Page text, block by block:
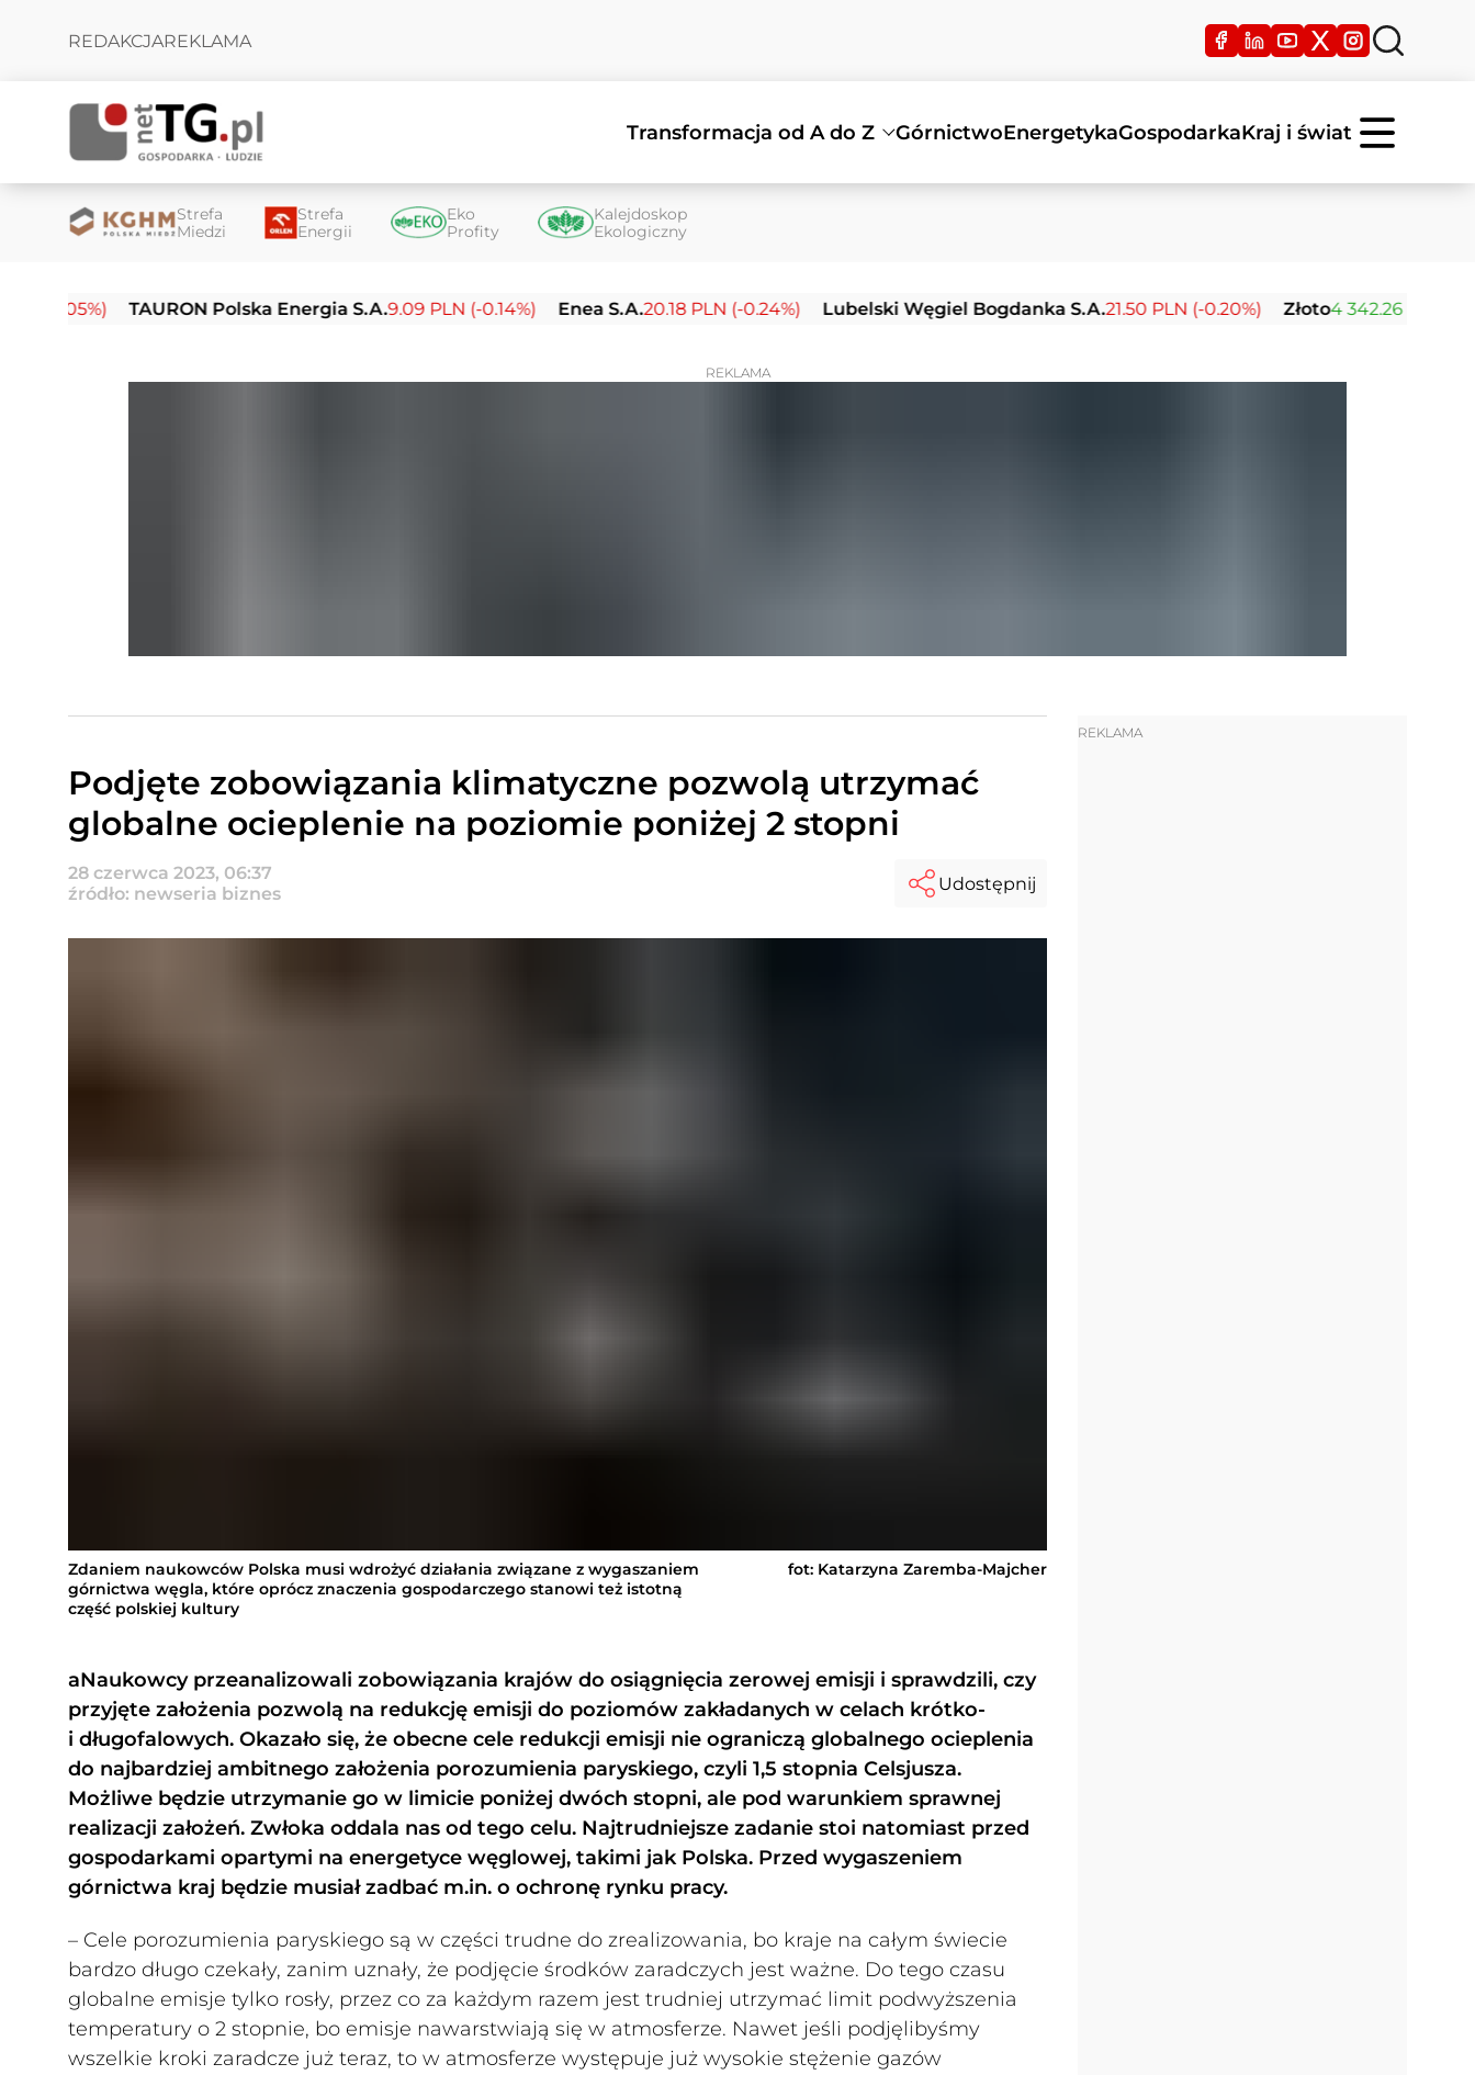
REDAKCJAREKLAMA
Transformacja od A do Z GórnictwoEnergetykaGospodarkaKraj i świat
Strefa
Miedzi
Strefa
Energii
Eko
Profity
Kalejdoskop
Ekologiczny
TAURON Polska Energia S.A.9.09 PLN (-0.14%) Enea S.A.20.18 PLN (-0.24%) Lubelski Węgiel Bogdanka S.A.21.50 PLN (-0.20%) Złoto4 342.26 USD (0.00%)
REKLAMA
Podjęte zobowiązania klimatyczne pozwolą utrzymać
globalne ocieplenie na poziomie poniżej 2 stopni
28 czerwca 2023, 06:37
źródło: newseria biznes
Udostępnij
Zdaniem naukowców Polska musi wdrożyć działania związane z wygaszaniem
górnictwa węgla, które oprócz znaczenia gospodarczego stanowi też istotną
część polskiej kultury
fot: Katarzyna Zaremba-Majcher
aNaukowcy przeanalizowali zobowiązania krajów do osiągnięcia zerowej emisji i sprawdzili, czy
przyjęte założenia pozwolą na redukcję emisji do poziomów zakładanych w celach krótko-
i długofalowych. Okazało się, że obecne cele redukcji emisji nie ograniczą globalnego ocieplenia
do najbardziej ambitnego założenia porozumienia paryskiego, czyli 1,5 stopnia Celsjusza.
Możliwe będzie utrzymanie go w limicie poniżej dwóch stopni, ale pod warunkiem sprawnej
realizacji założeń. Zwłoka oddala nas od tego celu. Najtrudniejsze zadanie stoi natomiast przed
gospodarkami opartymi na energetyce węglowej, takimi jak Polska. Przed wygaszeniem
górnictwa kraj będzie musiał zadbać m.in. o ochronę rynku pracy.
– Cele porozumienia paryskiego są w części trudne do zrealizowania, bo kraje na całym świecie
bardzo długo czekały, zanim uznały, że podjęcie środków zaradczych jest ważne. Do tego czasu
globalne emisje tylko rosły, przez co za każdym razem jest trudniej utrzymać limit podwyższenia
temperatury o 2 stopnie, bo emisje nawarstwiają się w atmosferze. Nawet jeśli podjęlibyśmy
wszelkie kroki zaradcze już teraz, to w atmosferze występuje już wysokie stężenie gazów
REKLAMA